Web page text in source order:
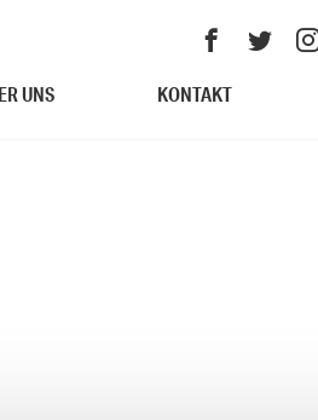
UNS KONTAKT